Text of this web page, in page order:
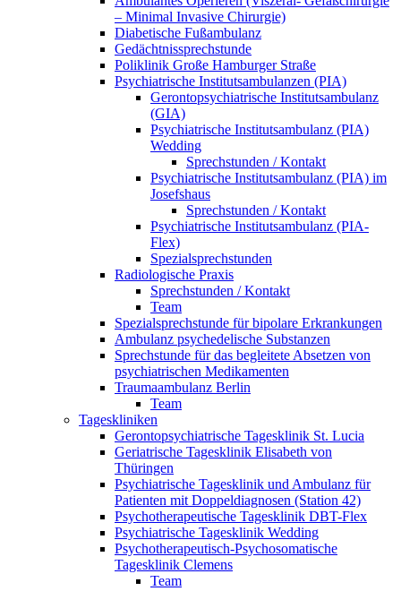
– Minimal Invasive Chirurgie)
Diabetische Fußambulanz
Gedächtnissprechstunde
Poliklinik Große Hamburger Straße
Psychiatrische Institutsambulanzen (PIA)
Gerontopsychiatrische Institutsambulanz
(GIA)
Psychiatrische Institutsambulanz (PIA)
Wedding
Sprechstunden / Kontakt
Psychiatrische Institutsambulanz (PIA) im
Josefshaus
Sprechstunden / Kontakt
Psychiatrische Institutsambulanz (PIA-
Flex)
Spezialsprechstunden
Radiologische Praxis
Sprechstunden / Kontakt
Team
Spezialsprechstunde für bipolare Erkrankungen
Ambulanz psychedelische Substanzen
Sprechstunde für das begleitete Absetzen von
psychiatrischen Medikamenten
Traumaambulanz Berlin
Team
Tageskliniken
Gerontopsychiatrische Tagesklinik St. Lucia
Geriatrische Tagesklinik Elisabeth von
Thüringen
Psychiatrische Tagesklinik und Ambulanz für
Patienten mit Doppeldiagnosen (Station 42)
Psychotherapeutische Tagesklinik DBT-Flex
Psychiatrische Tagesklinik Wedding
Psychotherapeutisch-Psychosomatische
Tagesklinik Clemens
Team